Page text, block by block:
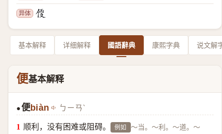
异体
基本解释 详细解释 國語辭典 康熙字典 说文解
便基本解释
●便biàn ㄅㄧㄢˋ
顺利，没有困难或阻碍。 例如 ～当。～利。～道。～